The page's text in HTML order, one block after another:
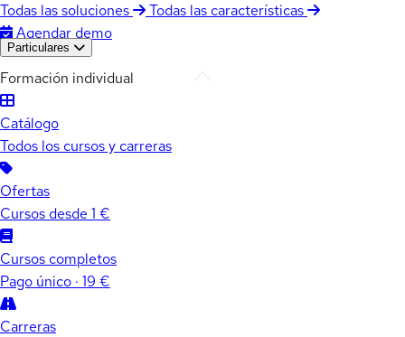
Todas las soluciones
Todas las características
Agendar demo
Particulares
Formación individual
Catálogo
Todos los cursos y carreras
Ofertas
Cursos desde 1 €
Cursos completos
Pago único · 19 €
Carreras